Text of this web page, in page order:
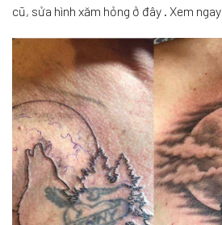
cũ, sửa hình xăm hỏng ở đây . Xem ngay